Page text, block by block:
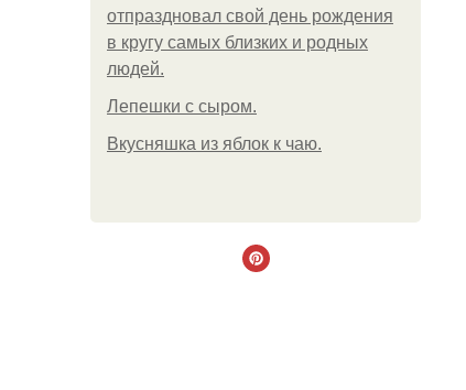
отпраздновал свой день рождения
в кругу самых близких и родных
людей.
Лепешки с сыром.
Вкусняшка из яблок к чаю.